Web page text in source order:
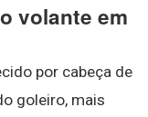
volante em
por cabeça de
goleiro, mais